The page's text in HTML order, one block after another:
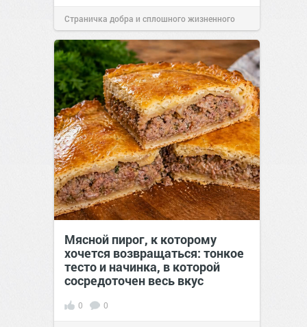
Страничка добра и сплошного жизненного
позитива!11:38Сегодня
Мясной пирог, к которому
хочется возвращаться: тонкое
тесто и начинка, в которой
сосредоточен весь вкус
0 0